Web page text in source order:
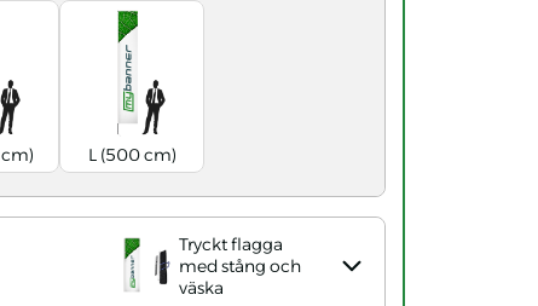
L (500 cm)
Tryckt flagga
med stång och
väska